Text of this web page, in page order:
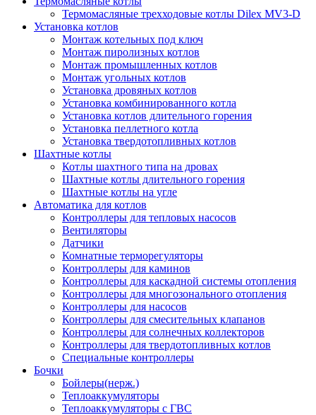
Термомасляные трехходовые котлы Dilex MV3-D
Установка котлов
Монтаж котельных под ключ
Монтаж пиролизных котлов
Монтаж промышленных котлов
Монтаж угольных котлов
Установка дровяных котлов
Установка комбинированного котла
Установка котлов длительного горения
Установка пеллетного котла
Установка твердотопливных котлов
Шахтные котлы
Котлы шахтного типа на дровах
Шахтные котлы длительного горения
Шахтные котлы на угле
Автоматика для котлов
Контроллеры для тепловых насосов
Вентиляторы
Датчики
Комнатные терморегуляторы
Контроллеры для каминов
Контроллеры для каскадной системы отопления
Контроллеры для многозонального отопления
Контроллеры для насосов
Контроллеры для смесительных клапанов
Контроллеры для солнечных коллекторов
Контроллеры для твердотопливных котлов
Специальные контроллеры
Бочки
Бойлеры(нерж.)
Теплоаккумуляторы
Теплоаккумуляторы с ГВС